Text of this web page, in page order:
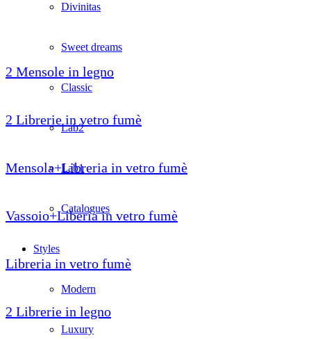
Divinitas
Sweet dreams
Classic
Lab2
Lab1
Catalogues
Styles
Modern
Luxury
2 Mensole in legno
2 Librerie in vetro fumè
Mensola+Libreria in vetro fumè
Vassoio+Liberia in vetro fumè
Libreria in vetro fumè
2 Librerie in legno